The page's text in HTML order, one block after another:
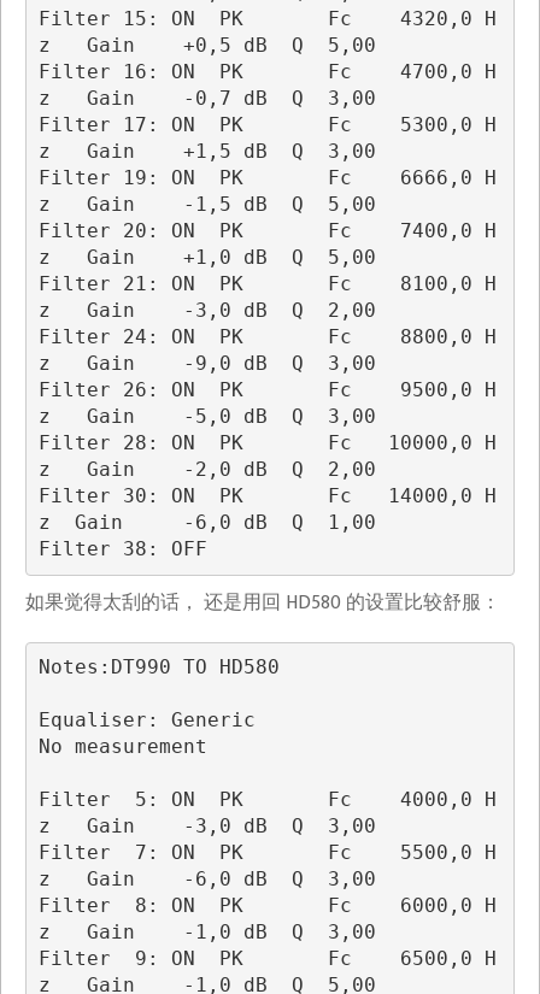
Filter 15: ON  PK       Fc    4320,0 H
z   Gain    +0,5 dB  Q  5,00
Filter 16: ON  PK       Fc    4700,0 H
z   Gain    -0,7 dB  Q  3,00
Filter 17: ON  PK       Fc    5300,0 H
z   Gain    +1,5 dB  Q  3,00
Filter 19: ON  PK       Fc    6666,0 H
z   Gain    -1,5 dB  Q  5,00
Filter 20: ON  PK       Fc    7400,0 H
z   Gain    +1,0 dB  Q  5,00
Filter 21: ON  PK       Fc    8100,0 H
z   Gain    -3,0 dB  Q  2,00
Filter 24: ON  PK       Fc    8800,0 H
z   Gain    -9,0 dB  Q  3,00
Filter 26: ON  PK       Fc    9500,0 H
z   Gain    -5,0 dB  Q  3,00
Filter 28: ON  PK       Fc   10000,0 H
z   Gain    -2,0 dB  Q  2,00
Filter 30: ON  PK       Fc   14000,0 H
z  Gain     -6,0 dB  Q  1,00
Filter 38: OFF
如果觉得太刮的话， 还是用回 HD580 的设置比较舒服：
Notes:DT990 TO HD580
Equaliser: Generic
No measurement
Filter  5: ON  PK       Fc    4000,0 H
z   Gain    -3,0 dB  Q  3,00
Filter  7: ON  PK       Fc    5500,0 H
z   Gain    -6,0 dB  Q  3,00
Filter  8: ON  PK       Fc    6000,0 H
z   Gain    -1,0 dB  Q  3,00
Filter  9: ON  PK       Fc    6500,0 H
z   Gain    -1,0 dB  Q  5,00